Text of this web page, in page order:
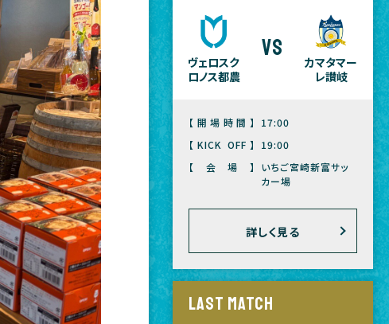
ヴェロスク
ロノス都農
vs
カマタマー
レ讃岐
【開場時間】
17:00
【KICK OFF】
19:00
【会場】
いちご宮崎新富サッ
カー場
詳しく見る
LAST MATCH